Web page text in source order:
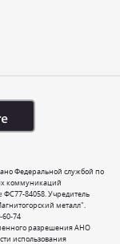
Федеральной службой по
коммуникаций
84058. Учредитель
металл".
60-74
разрешения АНО
использования